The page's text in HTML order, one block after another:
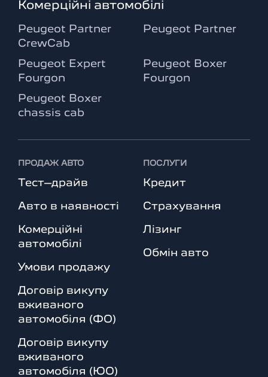
Комерційні автомобілі
Peugeot Partner
CrewCab
Peugeot Partner
Peugeot Expert
Fourgon
Peugeot Boxer
Fourgon
Peugeot Boxer
chassis cab
ПРОДАЖ АВТО
Тест–драйв
Авто в наявності
Комерційні
автомобілі
Умови продажу
Договір викупу
вживаного
автомобіля (ФО)
Договір викупу
вживаного
автомобіля (ЮО)
ПОСЛУГИ
Кредит
Страхування
Лізинг
Обмін авто